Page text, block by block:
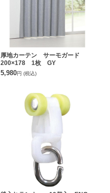
厚地カーテン サーモガード
200×178 1枚 GY
5,980円 (税込)